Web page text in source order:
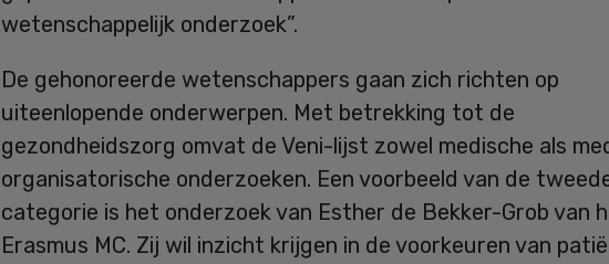
wetenschappelijk onderzoek”.
De gehonoreerde wetenschappers gaan zich richten op
uiteenlopende onderwerpen. Met betrekking tot de
gezondheidszorg omvat de Veni-lijst zowel medische als
organisatorische onderzoeken. Een voorbeeld van de
categorie is het onderzoek van Esther de Bekker-Grob van
Erasmus MC. Zij wil inzicht krijgen in de voorkeuren van